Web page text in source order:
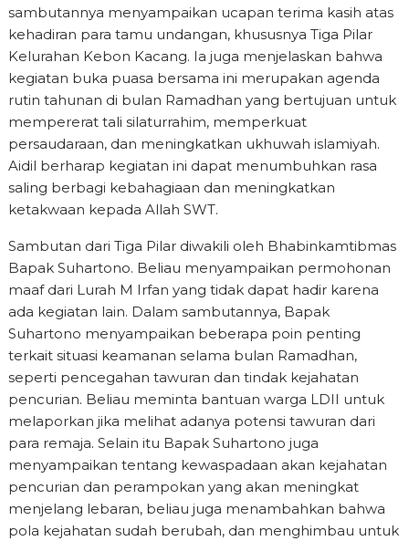
sambutannya menyampaikan ucapan terima kasih atas
kehadiran para tamu undangan, khususnya Tiga Pilar
Kelurahan Kebon Kacang. Ia juga menjelaskan bahwa
kegiatan buka puasa bersama ini merupakan agenda
rutin tahunan di bulan Ramadhan yang bertujuan untuk
mempererat tali silaturrahim, memperkuat
persaudaraan, dan meningkatkan ukhuwah islamiyah.
Aidil berharap kegiatan ini dapat menumbuhkan rasa
saling berbagi kebahagiaan dan meningkatkan
ketakwaan kepada Allah SWT.
Sambutan dari Tiga Pilar diwakili oleh Bhabinkamtibmas
Bapak Suhartono. Beliau menyampaikan permohonan
maaf dari Lurah M Irfan yang tidak dapat hadir karena
ada kegiatan lain. Dalam sambutannya, Bapak
Suhartono menyampaikan beberapa poin penting
terkait situasi keamanan selama bulan Ramadhan,
seperti pencegahan tawuran dan tindak kejahatan
pencurian. Beliau meminta bantuan warga LDII untuk
melaporkan jika melihat adanya potensi tawuran dari
para remaja. Selain itu Bapak Suhartono juga
menyampaikan tentang kewaspadaan akan kejahatan
pencurian dan perampokan yang akan meningkat
menjelang lebaran, beliau juga menambahkan bahwa
pola kejahatan sudah berubah, dan menghimbau untuk